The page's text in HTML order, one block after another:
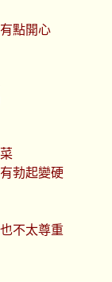
點開心
勃起變硬
不太尊重